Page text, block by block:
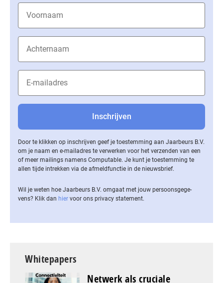
Door te klikken op inschrijven geef je toestemming aan Jaarbeurs B.V.
om je naam en e-mailadres te verwerken voor het verzenden van een
of meer mailings namens Computable. Je kunt je toestemming te
allen tijde intrekken via de af­meld­func­tie in de nieuwsbrief.
Wil je weten hoe Jaarbeurs B.V. omgaat met jouw per­soons­ge­ge­
vens? Klik dan hier voor ons privacy statement.
Whitepapers
Netwerk als cruciale